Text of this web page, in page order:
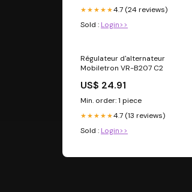
★★★★★4.7 (24 reviews)
Sold : Login>>
Régulateur d'alternateur
Mobiletron VR-B207 C2
US$ 24.91
Min. order: 1 piece
★★★★★4.7 (13 reviews)
Sold : Login>>